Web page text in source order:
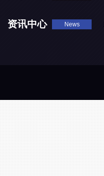
资讯中心 News